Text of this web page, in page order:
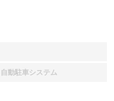
自動駐車システム
：装備なし